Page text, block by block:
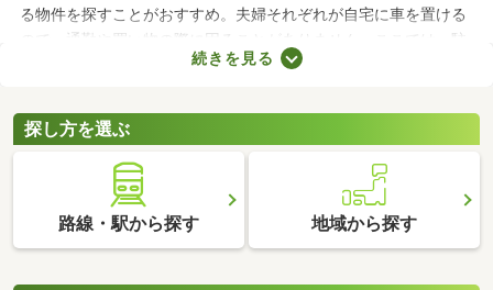
る物件を探すことがおすすめ。夫婦それぞれが自宅に車を置ける
ので、通勤や買い物の際に困ることがありません。ここでは、駐
車場2台分以上を備えている中古の一戸建てを紹介します。物件
トをチェックしましょう。
続きを見る
探し方を選ぶ
路線・駅から探す 地域から探す